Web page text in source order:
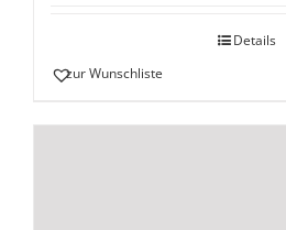
Details
zur Wunschliste